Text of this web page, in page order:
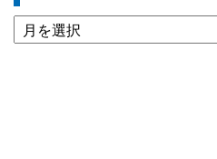
ー
一
覧
月
別